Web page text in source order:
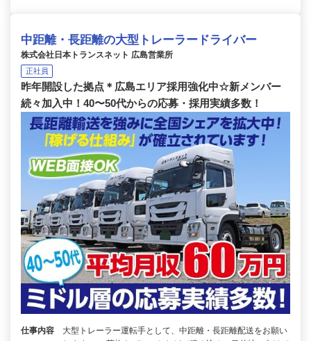
中距離・長距離の大型トレーラードライバー
株式会社日本トランスネット 広島営業所
正社員
昨年開設した拠点＊広島エリア採用強化中☆新メンバー
続々加入中！40〜50代からの応募・採用実績多数！
仕事内容
大型トレーラー運転手として、中距離・長距離配送をお願い